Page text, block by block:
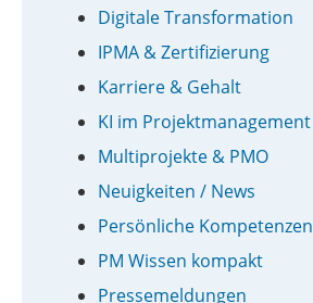
Digitale Transformation
IPMA & Zertifizierung
Karriere & Gehalt
KI im Projektmanagement
Multiprojekte & PMO
Neuigkeiten / News
Persönliche Kompetenzen
PM Wissen kompakt
Pressemeldungen